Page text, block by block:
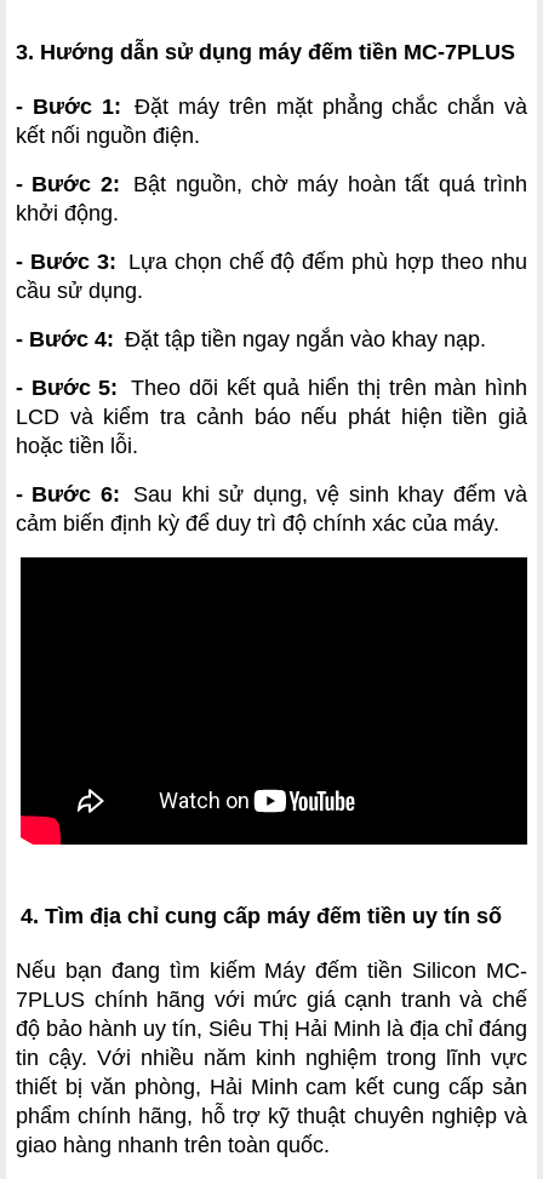
3. Hướng dẫn sử dụng máy đếm tiền MC-7PLUS
- Bước 1: Đặt máy trên mặt phẳng chắc chắn và
kết nối nguồn điện.
- Bước 2:
Bật nguồn, chờ máy hoàn tất quá trình
khởi động.
- Bước 3: Lựa chọn chế độ đếm phù hợp theo nhu
cầu sử dụng.
- Bước 4: Đặt tập tiền ngay ngắn vào khay nạp.
- Bước 5: Theo dõi kết quả hiển thị trên màn hình
LCD và kiểm tra cảnh báo nếu phát hiện tiền giả
hoặc tiền lỗi.
- Bước 6:
Sau khi sử dụng, vệ sinh khay đếm và
cảm biến định kỳ để duy trì độ chính xác của máy.
4. Tìm địa chỉ cung cấp máy đếm tiền uy tín số
Nếu bạn đang tìm kiếm Máy đếm tiền Silicon MC-
7PLUS chính hãng với mức giá cạnh tranh và chế
độ bảo hành uy tín, Siêu Thị Hải Minh là địa chỉ đáng
tin cậy. Với nhiều năm kinh nghiệm trong lĩnh vực
thiết bị văn phòng, Hải Minh cam kết cung cấp sản
phẩm chính hãng, hỗ trợ kỹ thuật chuyên nghiệp và
giao hàng nhanh trên toàn quốc.